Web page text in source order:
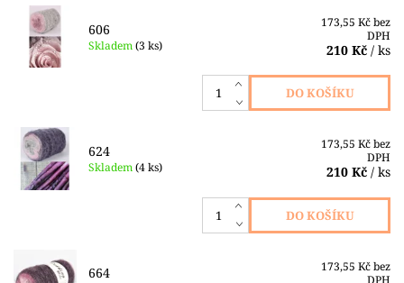
606
Skladem(3 ks)
173,55 Kč bez
DPH
210 Kč / ks
624
Skladem(4 ks)
173,55 Kč bez
DPH
210 Kč / ks
664
173,55 Kč bez
DPH